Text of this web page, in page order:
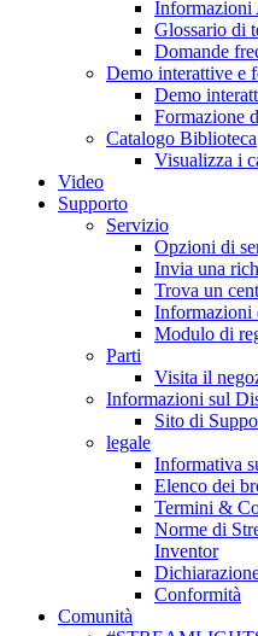
Informazioni
Glossario di
Domande
Demo interattive e
Demo
Formazione
Catalogo Biblioteca
Visualizza i
Video
Supporto
Servizio
Opzioni di
Invia una
Trova un
Informazioni
Modulo di
Parti
Visita il
Informazioni sul
Sito di
legale
Informativa
Elenco dei
Termini &
Norme di
Inventor
Conformità
Comunità